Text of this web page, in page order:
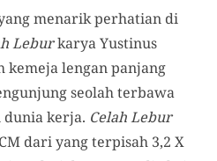
menarik perhatian di
Leburkarya Yustinus
kemeja lengan panjang
seolah terbawa
kerja. Celah Lebur
dari yang terpisah 3,2 X